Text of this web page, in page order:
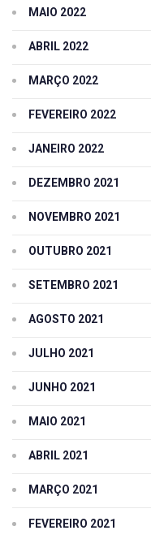
MAIO 2022
ABRIL 2022
MARÇO 2022
FEVEREIRO 2022
JANEIRO 2022
DEZEMBRO 2021
NOVEMBRO 2021
OUTUBRO 2021
SETEMBRO 2021
AGOSTO 2021
JULHO 2021
JUNHO 2021
MAIO 2021
ABRIL 2021
MARÇO 2021
FEVEREIRO 2021